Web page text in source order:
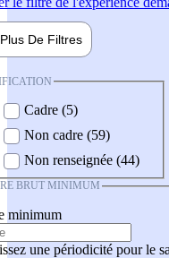
Plus De Filtres
Cadre (5)
Non cadre (59)
Non renseignée (44)
BRUT MINIMUM
minimum
une périodicité pour le